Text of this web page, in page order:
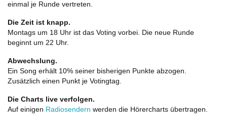
einmal je Runde vertreten.
Die Zeit ist knapp.
Montags um 18 Uhr ist das Voting vorbei. Die neue Runde
beginnt um 22 Uhr.
Abwechslung.
Ein Song erhält 10% seiner bisherigen Punkte abzogen.
Zusätzlich einen Punkt je Votingtag.
Die Charts live verfolgen.
Auf einigen Radiosendern werden die Hörercharts übertragen.